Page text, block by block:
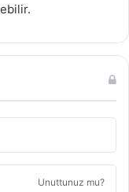
Unuttunuz mu?